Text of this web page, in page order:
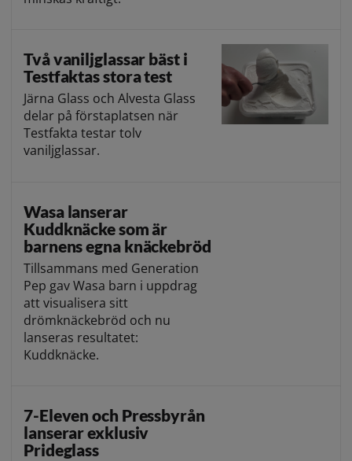
Två vaniljglassar bäst i
Testfaktas stora test
Järna Glass och Alvesta Glass
delar på förstaplatsen när
Testfakta testar tolv
vaniljglassar.
Wasa lanserar
Kuddknäcke som är
barnens egna knäckebröd
Tillsammans med Generation
Pep gav Wasa barn i uppdrag
att visualisera sitt
drömknäckebröd och nu
lanseras resultatet:
Kuddknäcke.
7-Eleven och Pressbyrån
lanserar exklusiv
Prideglass